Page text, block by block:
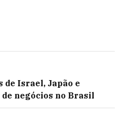
de Israel, Japão e
negócios no Brasil